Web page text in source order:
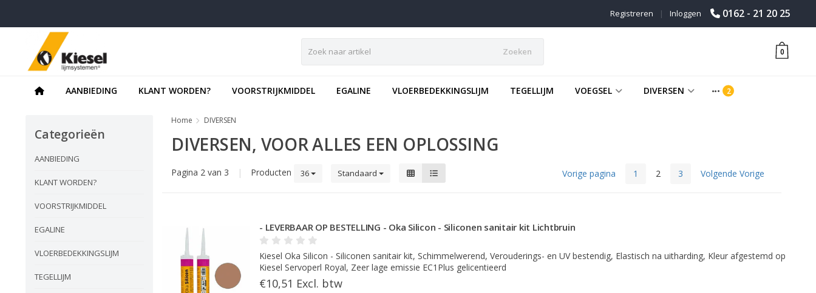
0162 - 21 20 25
Inloggen
|
Registreren
Zoeken 0
AANBIEDING KLANT WORDEN? VOORSTRIJKMIDDEL EGALINE VLOERBEDEKKINGSLIJM TEGELLIJM VOEGSEL DIVERSEN
Categorieën
AANBIEDING
KLANT WORDEN?
VOORSTRIJKMIDDEL
EGALINE
VLOERBEDEKKINGSLIJM
TEGELLIJM
Home DIVERSEN
DIVERSEN, VOOR ALLES EEN OPLOSSING
Pagina 2 van 3 | Producten 36 Standaard Vorige pagina 1 2 3 Volgende Vorige
- LEVERBAAR OP BESTELLING - Oka Silicon - Siliconen sanitair kit Lichtbruin
Kiesel Oka Silicon - Siliconen sanitair kit, Schimmelwerend, Verouderings- en UV bestendig, Elastisch na uitharding, Kleur afgestemd op
Kiesel Servoperl Royal, Zeer lage emissie EC1Plus gelicentieerd
€10,51 Excl. btw